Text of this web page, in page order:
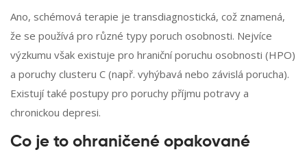
Ano, schémová terapie je transdiagnostická, což znamená,
že se používá pro různé typy poruch osobnosti. Nejvíce
výzkumu však existuje pro hraniční poruchu osobnosti (HPO)
a poruchy clusteru C (např. vyhýbavá nebo závislá porucha).
Existují také postupy pro poruchy příjmu potravy a
chronickou depresi.
Co je to ohraničené opakované